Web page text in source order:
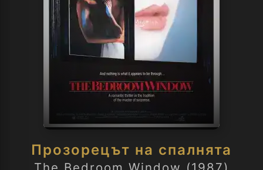
Прозорецът на спалнята